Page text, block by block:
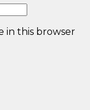
in this browser